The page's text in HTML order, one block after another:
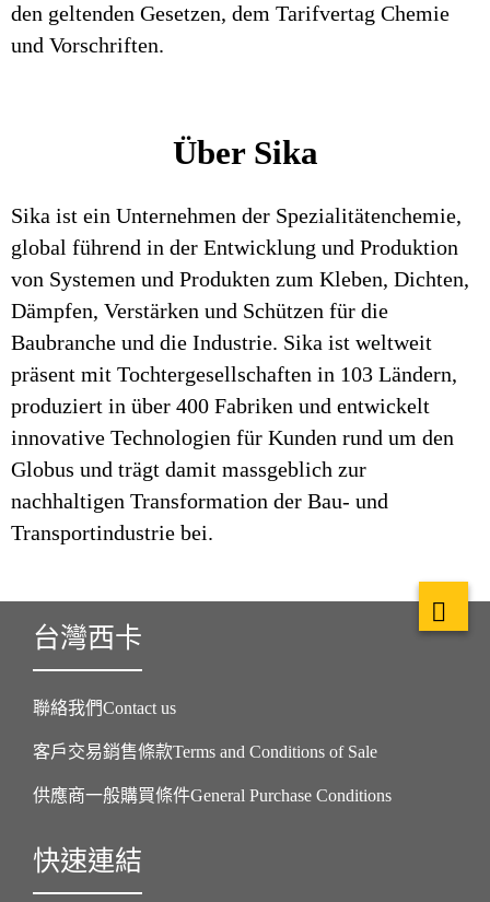
den geltenden Gesetzen, dem Tarifvertag Chemie
und Vorschriften.
Über Sika
Sika ist ein Unternehmen der Spezialitätenchemie,
global führend in der Entwicklung und Produktion
von Systemen und Produkten zum Kleben, Dichten,
Dämpfen, Verstärken und Schützen für die
Baubranche und die Industrie. Sika ist weltweit
präsent mit Tochtergesellschaften in 103 Ländern,
produziert in über 400 Fabriken und entwickelt
innovative Technologien für Kunden rund um den
Globus und trägt damit massgeblich zur
nachhaltigen Transformation der Bau- und
Transportindustrie bei.
台灣西卡
聯絡我們Contact us
客戶交易銷售條款Terms and Conditions of Sale
供應商一般購買條件General Purchase Conditions
快速連結